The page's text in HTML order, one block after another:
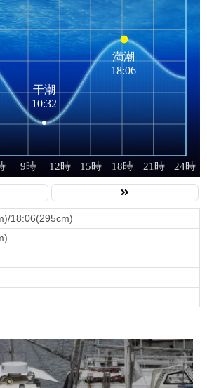
18:06(295cm)